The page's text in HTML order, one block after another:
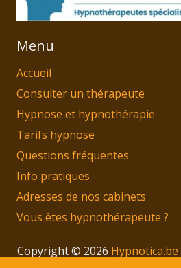
Menu
Accueil
Consulter un thérapeute
Hypnose et hypnothérapie
Tarifs hypnose
Questions fréquentes
Info pratiques
Adresses de nos cabinets
Vous êtes hypnothérapeute ?
Copyright © 2026 Hypnotica.be